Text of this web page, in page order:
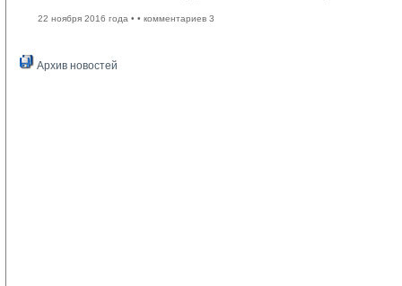
22 ноября 2016 года • • комментариев 3
Архив новостей